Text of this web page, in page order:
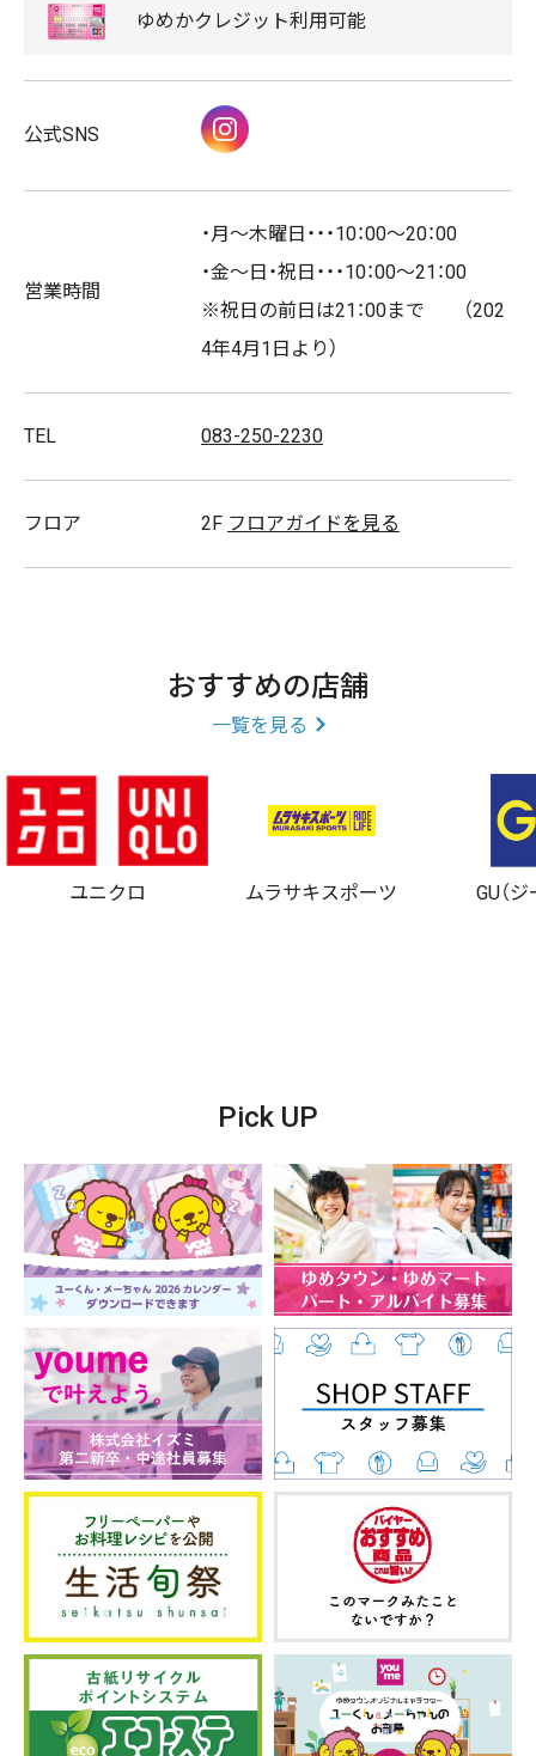
フェミニン系、モード系、ストリート系…多様なテイスト
を取り入れた最旬スタイルをバリエーション豊富にピッ
「今着たい」をお得に叶えます。
ゆめタウンデー対象店舗
取扱商品
ゆめかクレジット利用可能
公式SNS
営業時間
・月～木曜日・・・10：00～20：00
・金～日・祝日・・・10：00～21：00
※祝日の前日は21：00まで （202
4年4月1日より）
TEL 083-250-2230
フロア 2F フロアガイドを見る
おすすめの店舗
一覧を見る
ユニクロ ムラサキスポーツ GU（
Pick UP